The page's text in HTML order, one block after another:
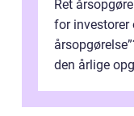
Ret
for investorer
den årlige